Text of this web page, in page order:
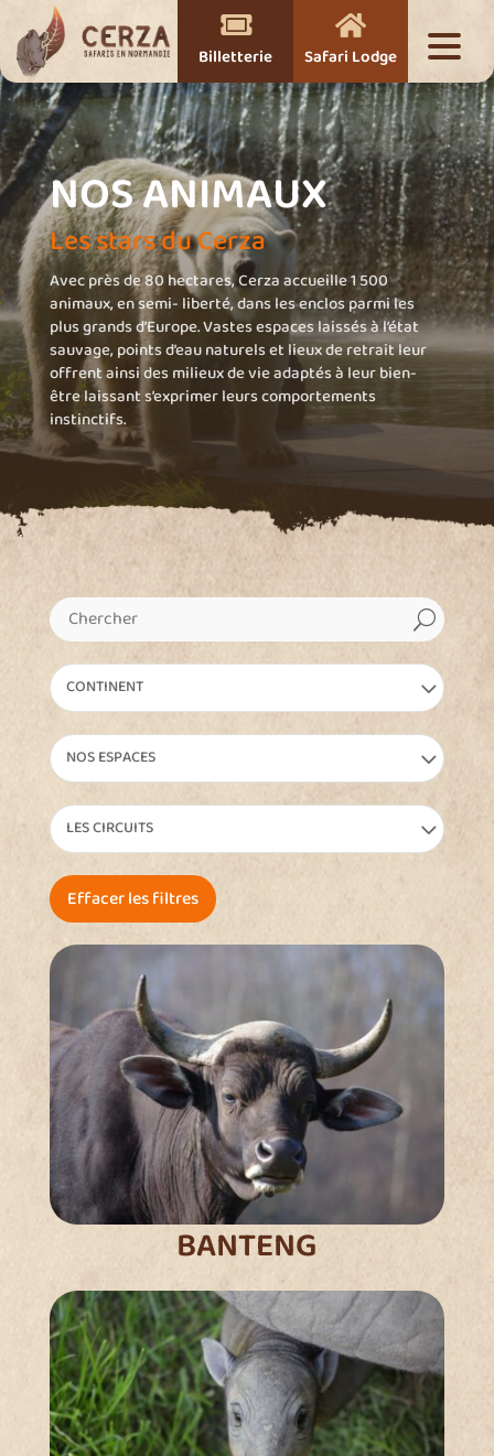

Billetterie

Safari Lodge
NOS ANIMAUX
Les stars du Cerza
Avec près de 80 hectares, Cerza accueille 1 500
animaux, en semi- liberté, dans les enclos parmi les
plus grands d’Europe. Vastes espaces laissés à l’état
sauvage, points d’eau naturels et lieux de retrait leur
offrent ainsi des milieux de vie adaptés à leur bien-
être laissant s’exprimer leurs comportements
instinctifs.
U
CONTINENT
NOS ESPACES
LES CIRCUITS
Effacer les filtres
BANTENG